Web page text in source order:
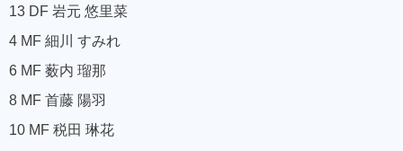
13 DF 岩元 悠里菜
4 MF 細川 すみれ
6 MF 薮内 瑠那
8 MF 首藤 陽羽
10 MF 税田 琳花